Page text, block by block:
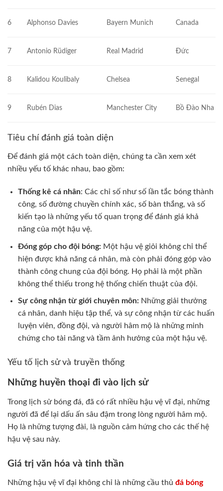
6 Alphonso Davies Bayern Munich Canada
7 Antonio Rüdiger Real Madrid Đức
8 Kalidou Koulibaly Chelsea Senegal
9 Rubén Dias Manchester City Bồ Đào Nha
Tiêu chí đánh giá toàn diện
Để đánh giá một cách toàn diện, chúng ta cần xem xét
nhiều yếu tố khác nhau, bao gồm:
Thống kê cá nhân: Các chỉ số như số lần tắc bóng thành
công, số đường chuyền chính xác, số bàn thắng, và số
kiến tạo là những yếu tố quan trọng để đánh giá khả
năng của một hậu vệ.
Đóng góp cho đội bóng: Một hậu vệ giỏi không chỉ thể
hiện được khả năng cá nhân, mà còn phải đóng góp vào
thành công chung của đội bóng. Họ phải là một phần
không thể thiếu trong hệ thống chiến thuật của đội.
Sự công nhận từ giới chuyên môn: Những giải thưởng
cá nhân, danh hiệu tập thể, và sự công nhận từ các huấn
luyện viên, đồng đội, và người hâm mộ là những minh
chứng cho tài năng và tầm ảnh hưởng của một hậu vệ.
Yếu tố lịch sử và truyền thống
Những huyền thoại đi vào lịch sử
Trong lịch sử bóng đá, đã có rất nhiều hậu vệ vĩ đại, những
người đã để lại dấu ấn sâu đậm trong lòng người hâm mộ.
Họ là những tượng đài, là nguồn cảm hứng cho các thế hệ
hậu vệ sau này.
Giá trị văn hóa và tinh thần
Những hậu vệ vĩ đại không chỉ là những cầu thủ đá bóng